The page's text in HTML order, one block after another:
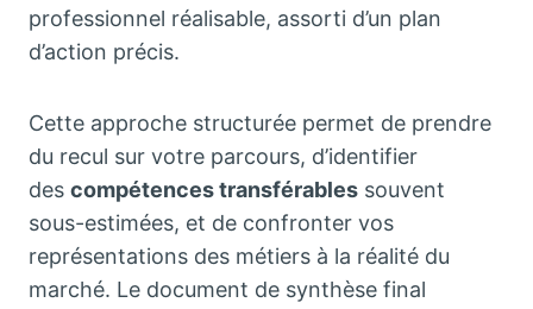
professionnel réalisable, assorti d’un plan
d’action précis.
Cette approche structurée permet de prendre
du recul sur votre parcours, d’identifier
des compétences transférables souvent
sous-estimées, et de confronter vos
représentations des métiers à la réalité du
marché. Le document de synthèse final